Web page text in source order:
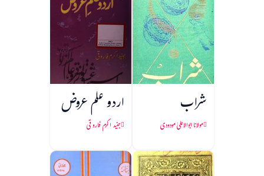
شراب
مولانا ابوالاعلیٰ مودودی
اردو علم عروض
جنید اکرم فاروقی